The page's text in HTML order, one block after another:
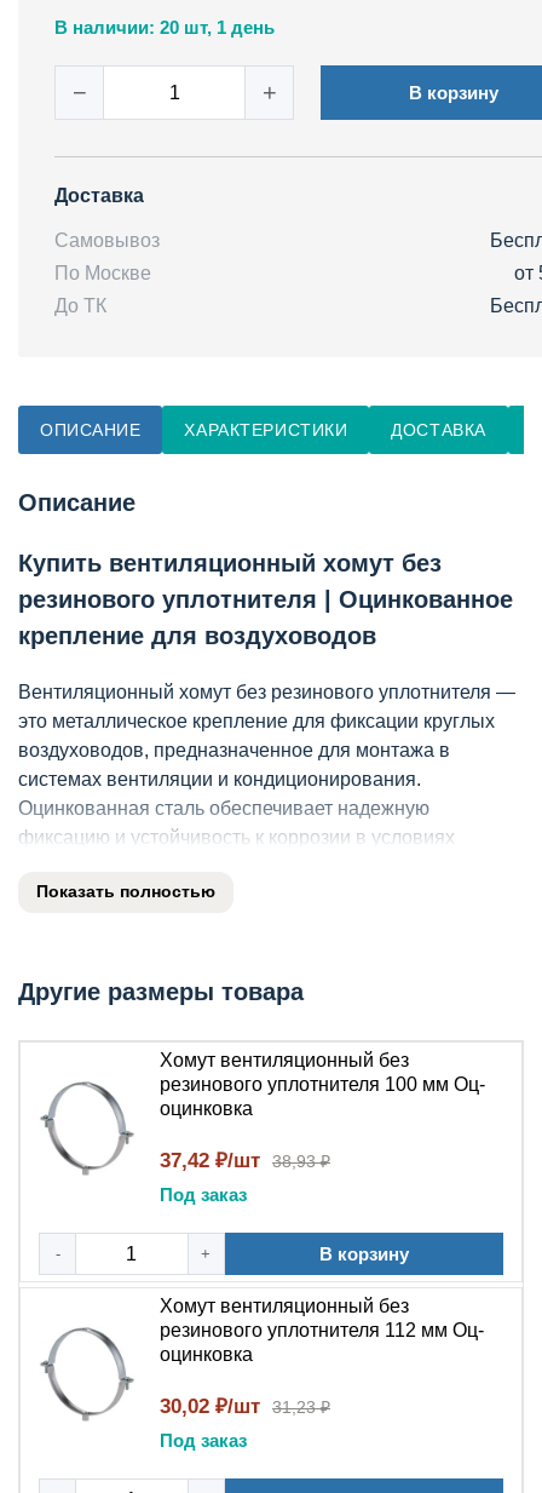
В наличии: 20 шт, 1 день
− + В корзину
Доставка
Самовывоз
По Москве
от
До ТК
ОПИСАНИЕ ХАРАКТЕРИСТИКИ ДОСТАВКА
Описание
Купить вентиляционный хомут без
резинового уплотнителя | Оцинкованное
крепление для воздуховодов
Вентиляционный хомут без резинового уплотнителя —
это металлическое крепление для фиксации круглых
воздуховодов, предназначенное для монтажа в
системах вентиляции и кондиционирования.
Оцинкованная сталь обеспечивает надежную
фиксацию и устойчивость к коррозии в условиях
Вентиляционный хомут без резинового
воздуховодов
Материал
ленты
Оцинкованная сталь с горячим
цинкованием — стойкость к коррозии и
перепадам температур
Диапазон
типоразмеры круглых воздуховодов)
элемент
зависимости от типоразмера)
ленты
1,0–1,5 мм в зависимости от диаметра
Рабочая
температура
Основное назначение: где и кто
Показать полностью
Другие размеры товара
Хомут вентиляционный без
резинового уплотнителя 100 мм Оц-
оцинковка
37,42 ₽/шт 38,93 ₽
Под заказ
- + В корзину
Хомут вентиляционный без
резинового уплотнителя 112 мм Оц-
оцинковка
30,02 ₽/шт 31,23 ₽
Под заказ